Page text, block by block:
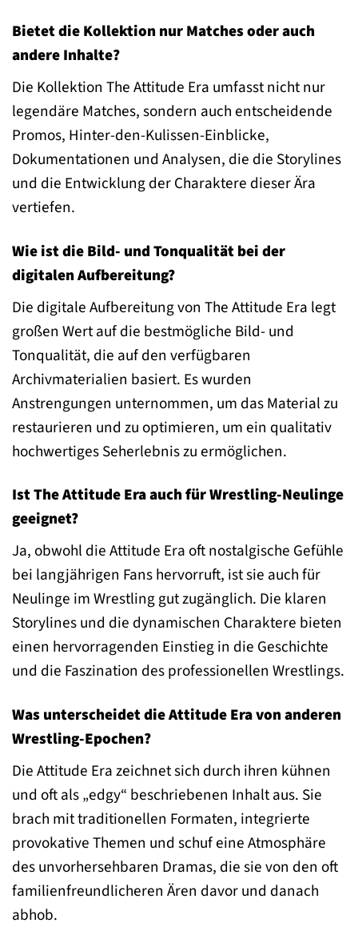
Bietet die Kollektion nur Matches oder auch
andere Inhalte?
Die Kollektion The Attitude Era umfasst nicht nur
legendäre Matches, sondern auch entscheidende
Promos, Hinter-den-Kulissen-Einblicke,
Dokumentationen und Analysen, die die Storylines
und die Entwicklung der Charaktere dieser Ära
vertiefen.
Wie ist die Bild- und Tonqualität bei der
digitalen Aufbereitung?
Die digitale Aufbereitung von The Attitude Era legt
großen Wert auf die bestmögliche Bild- und
Tonqualität, die auf den verfügbaren
Archivmaterialien basiert. Es wurden
Anstrengungen unternommen, um das Material zu
restaurieren und zu optimieren, um ein qualitativ
hochwertiges Seherlebnis zu ermöglichen.
Ist The Attitude Era auch für Wrestling-Neulinge
geeignet?
Ja, obwohl die Attitude Era oft nostalgische Gefühle
bei langjährigen Fans hervorruft, ist sie auch für
Neulinge im Wrestling gut zugänglich. Die klaren
Storylines und die dynamischen Charaktere bieten
einen hervorragenden Einstieg in die Geschichte
und die Faszination des professionellen Wrestlings.
Was unterscheidet die Attitude Era von anderen
Wrestling-Epochen?
Die Attitude Era zeichnet sich durch ihren kühnen
und oft als „edgy“ beschriebenen Inhalt aus. Sie
brach mit traditionellen Formaten, integrierte
provokative Themen und schuf eine Atmosphäre
des unvorhersehbaren Dramas, die sie von den oft
familienfreundlicheren Ären davor und danach
abhob.